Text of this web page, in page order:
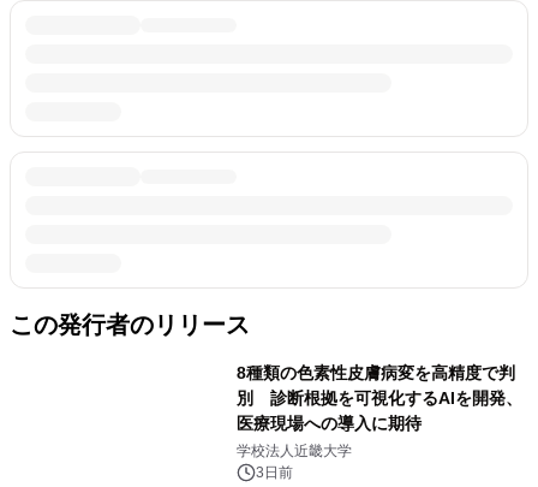
この発行者のリリース
8種類の色素性皮膚病変を高精度で判
別 診断根拠を可視化するAIを開発、
医療現場への導入に期待
学校法人近畿大学
3日前